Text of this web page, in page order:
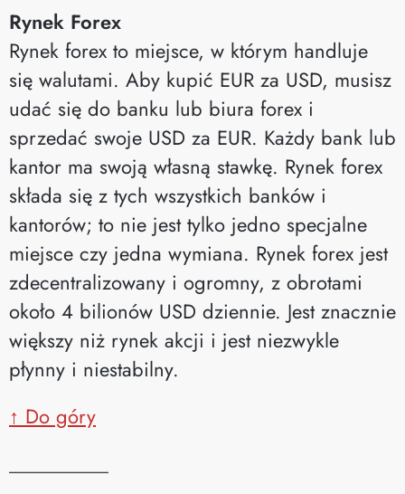
Rynek Forex
Rynek forex to miejsce, w którym handluje
się walutami. Aby kupić EUR za USD, musisz
udać się do banku lub biura forex i
sprzedać swoje USD za EUR. Każdy bank lub
kantor ma swoją własną stawkę. Rynek forex
składa się z tych wszystkich banków i
kantorów; to nie jest tylko jedno specjalne
miejsce czy jedna wymiana. Rynek forex jest
zdecentralizowany i ogromny, z obrotami
około 4 bilionów USD dziennie. Jest znacznie
większy niż rynek akcji i jest niezwykle
płynny i niestabilny.
↑ Do góry